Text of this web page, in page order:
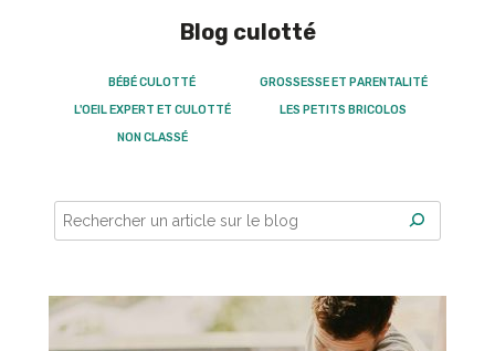
Blog culotté
BÉBÉ CULOTTÉ
GROSSESSE ET PARENTALITÉ
L'OEIL EXPERT ET CULOTTÉ
LES PETITS BRICOLOS
NON CLASSÉ